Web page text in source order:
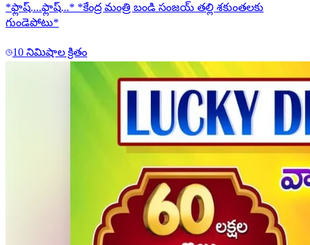
*ఫ్లాష్....ఫ్లాష్...* *కేంద్ర మంత్రి బండి సంజయ్ తల్లి శకుంతలకు
గుండెపోటు*
10 నిమిషాల క్రితం